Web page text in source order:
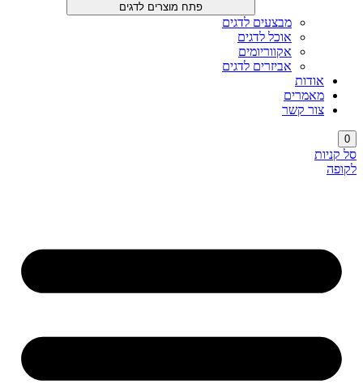
פתח מוצרים לדגים
מבצעים לדגים
אוכל לדגים
אקווריומים
אביזרים לדגים
אודות
מאמרים
צור קשר
0
סל קניות
לקופה